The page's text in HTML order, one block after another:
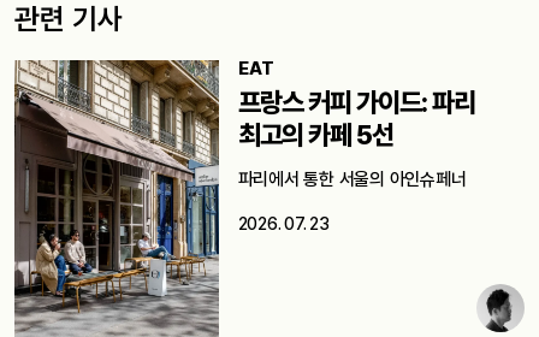
관련 기사
EAT
프랑스 커피 가이드: 파리
최고의 카페 5선
파리에서 통한 서울의 아인슈페너
2026. 07. 23